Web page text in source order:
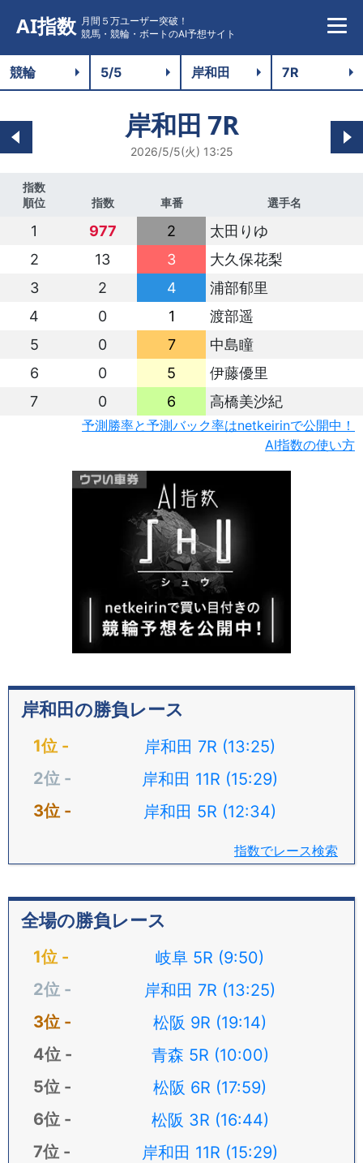
AI指数 月間５万ユーザー突破！
競馬・競輪・ボートのAI予想サイト
岸和田 7R
2026/5/5(火) 13:25
指数
順位
指数 車番 選手名
1 977 2
太田りゆ
2
13 3
大久保花梨
3
2 4
浦部郁里
4
0 1
渡部遥
5
0 7
中島瞳
6
0 5
伊藤優里
7
0 6 高橋美沙紀
予測勝率と予測バック率はnetkeirinで公開中！
AI指数の使い方
岸和田の勝負レース
岸和田 7R (13:25)
岸和田 11R (15:29)
岸和田 5R (12:34)
指数でレース検索
全場の勝負レース
岐阜 5R (9:50)
岸和田 7R (13:25)
松阪 9R (19:14)
青森 5R (10:00)
松阪 6R (17:59)
松阪 3R (16:44)
岸和田 11R (15:29)